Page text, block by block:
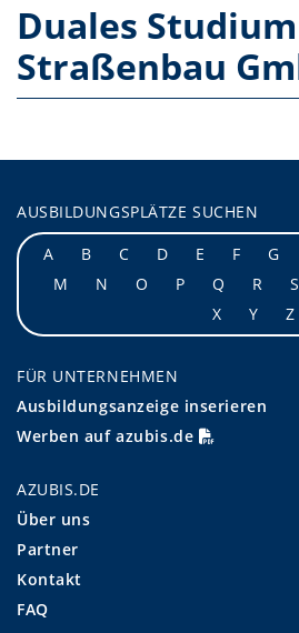
Duales
Straßenbau
AUSBILDUNGSPLÄTZE SUCHEN
A
B C D E F G
M
N O P Q R S
X
Y Z
FÜR UNTERNEHMEN
Ausbildungsanzeige inserieren
Werben auf azubis.de
AZUBIS.DE
Über uns
Partner
Kontakt
FAQ